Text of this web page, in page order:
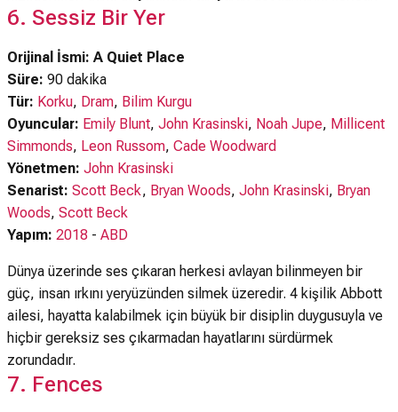
6. Sessiz Bir Yer
Orijinal İsmi: A Quiet Place
Süre: 90 dakika
Tür: Korku, Dram, Bilim Kurgu
Oyuncular: Emily Blunt, John Krasinski, Noah Jupe, Millicent
Simmonds, Leon Russom, Cade Woodward
Yönetmen: John Krasinski
Senarist: Scott Beck, Bryan Woods, John Krasinski, Bryan
Woods, Scott Beck
Yapım: 2018 - ABD
Dünya üzerinde ses çıkaran herkesi avlayan bilinmeyen bir
güç, insan ırkını yeryüzünden silmek üzeredir. 4 kişilik Abbott
ailesi, hayatta kalabilmek için büyük bir disiplin duygusuyla ve
hiçbir gereksiz ses çıkarmadan hayatlarını sürdürmek
zorundadır.
7. Fences